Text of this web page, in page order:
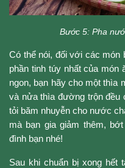
Bước 5: Pha
Có thể nói, đối với các
phần tinh túy nhất của
ngon, bạn hãy cho một thìa
và nửa thìa đường trộn đều
tỏi băm nhuyễn cho nước
mà bạn gia giảm thêm,
đình bạn nhé!
Sau khi chuẩn bị xong hết